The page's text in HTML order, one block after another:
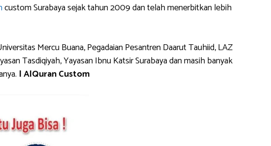
custom Surabaya sejak tahun 2009 dan telah menerbitkan lebih
Mercu Buana, Pegadaian Pesantren Daarut Tauhiid, LAZ
Tasdiqiyah, Yayasan Ibnu Katsir Surabaya dan masih banyak
| AlQuran Custom